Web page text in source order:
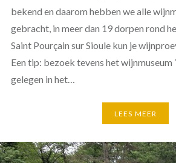
bekend en daarom hebben we alle
gebracht, in meer dan 19 dorpen rond
Saint Pourçain sur Sioule kun je
Een tip: bezoek tevens het wijnmuseum
gelegen in het…
LEES MEER